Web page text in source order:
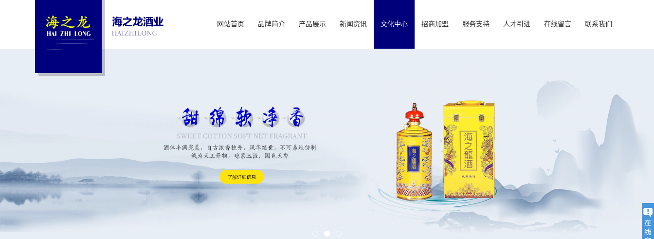
网站首页 品牌简介 产品展示 新闻资讯 文化中心 招商加盟 服务支持 人才引进 在线留言 联系我们